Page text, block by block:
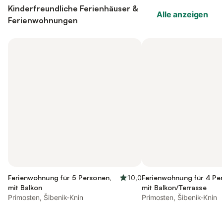
Kinderfreundliche Ferienhäuser &
Ferienwohnungen
Alle anzeigen
Ferienwohnung für 5 Personen,
mit Balkon
10,0
Primosten, Šibenik-Knin
Ferienwohnung für 4
mit Balkon/Terrasse
Primosten, Šibenik-Knin